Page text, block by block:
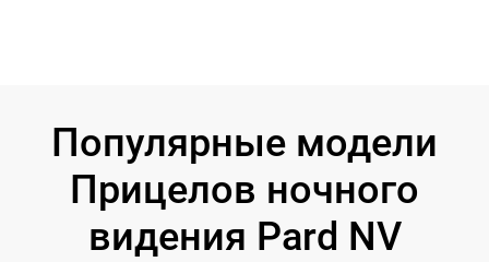
Популярные модели
Прицелов ночного
видения Pard NV